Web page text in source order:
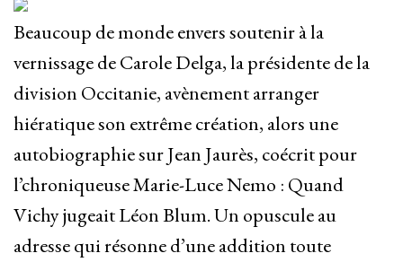
Beaucoup de monde envers soutenir à la
vernissage de Carole Delga, la présidente de la
division Occitanie, avènement arranger
hiératique son extrême création, alors une
autobiographie sur Jean Jaurès, coécrit pour
l’chroniqueuse Marie-Luce Nemo : Quand
Vichy jugeait Léon Blum. Un opuscule au
adresse qui résonne d’une addition toute